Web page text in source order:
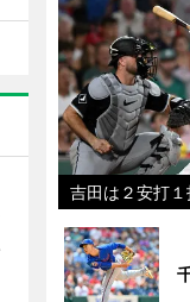
吉田は２安打